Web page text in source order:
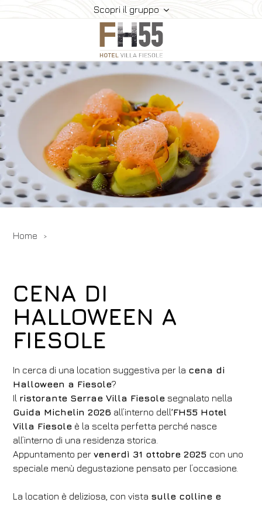
Scopri il gruppo
Hotel
Camere
Ristorante
Eventi
Esperienze
Dove Siamo
Gallery
Home
CENA DI
HALLOWEEN A
FIESOLE
In cerca di una location suggestiva per la cena di
Halloween a Fiesole?
Il ristorante Serrae Villa Fiesole segnalato nella
Guida Michelin 2026 all’interno dell’FH55 Hotel
Villa Fiesole è la scelta perfetta perché nasce
all’interno di una residenza storica.
Appuntamento pervenerdì 31 ottobre 2025 con uno
speciale menù degustazione pensato per l’occasione.
La location è deliziosa, con vista sulle colline e